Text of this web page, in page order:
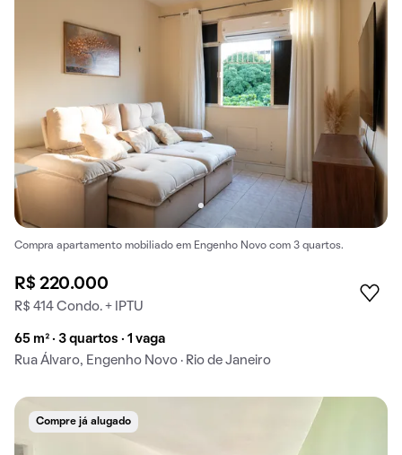
Compra apartamento mobiliado em Engenho Novo com 3 quartos.
R$ 220.000
R$ 414 Condo. + IPTU
65 m² · 3 quartos · 1 vaga
Rua Álvaro, Engenho Novo · Rio de Janeiro
Compre já alugado